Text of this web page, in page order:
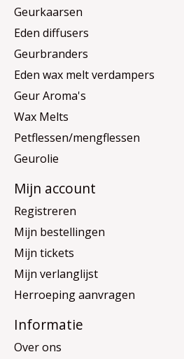
Geurkaarsen
Eden diffusers
Geurbranders
Eden wax melt verdampers
Geur Aroma's
Wax Melts
Petflessen/mengflessen
Geurolie
Mijn account
Registreren
Mijn bestellingen
Mijn tickets
Mijn verlanglijst
Herroeping aanvragen
Informatie
Over ons